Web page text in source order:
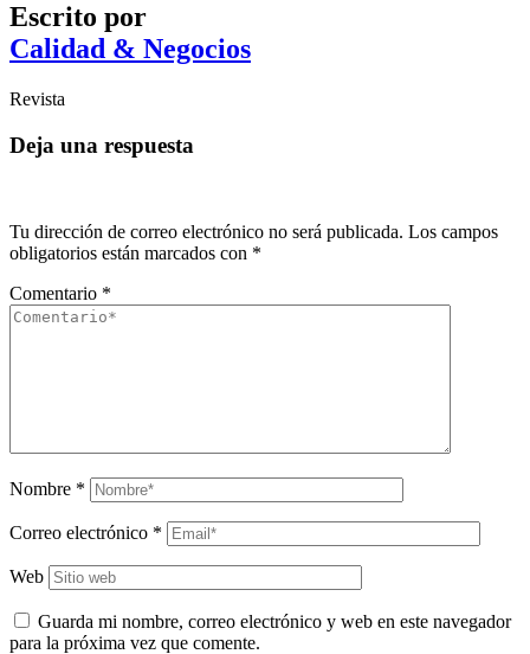
Escrito por
Calidad & Negocios
Revista
Deja una respuesta
Tu dirección de correo electrónico no será publicada. Los campos
obligatorios están marcados con *
Comentario *
Nombre *
Correo electrónico *
Web
Guarda mi nombre, correo electrónico y web en este navegador
para la próxima vez que comente.